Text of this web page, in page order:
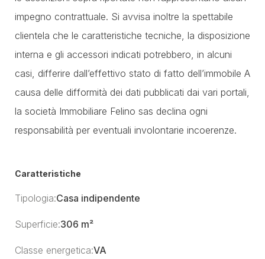
impegno contrattuale. Si avvisa inoltre la spettabile
clientela che le caratteristiche tecniche, la disposizione
interna e gli accessori indicati potrebbero, in alcuni
casi, differire dall’effettivo stato di fatto dell’immobile A
causa delle difformità dei dati pubblicati dai vari portali,
la società Immobiliare Felino sas declina ogni
responsabilità per eventuali involontarie incoerenze.
Caratteristiche
Tipologia:Casa indipendente
Superficie:306 m²
Classe energetica:VA